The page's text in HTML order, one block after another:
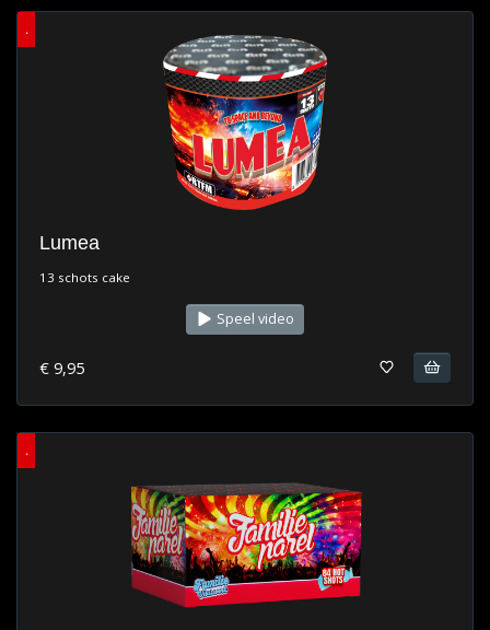
.
Lumea
13 schots cake
Speel video
€ 9,95
.